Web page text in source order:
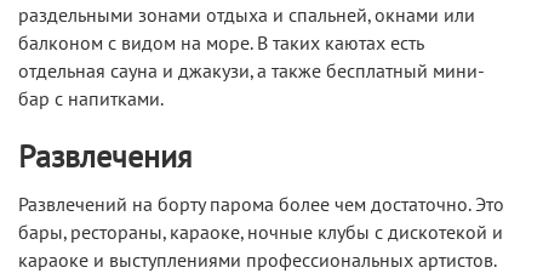
раздельными зонами отдыха и спальней, окнами или
балконом с видом на море. В таких каютах есть
отдельная сауна и джакузи, а также бесплатный мини-
бар с напитками.
Развлечения
Развлечений на борту парома более чем достаточно. Это
бары, рестораны, караоке, ночные клубы с дискотекой и
караоке и выступлениями профессиональных артистов.